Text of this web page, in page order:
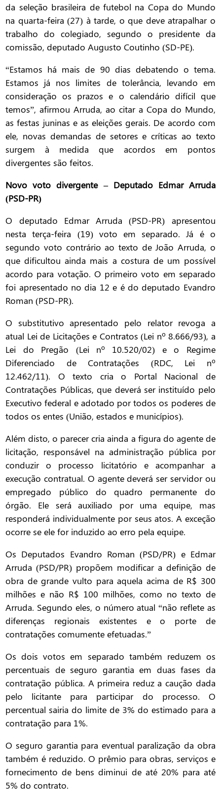
da seleção brasileira de futebol na Copa do Mundo
na quarta-feira (27) à tarde, o que deve atrapalhar o
trabalho do colegiado, segundo o presidente da
comissão, deputado Augusto Coutinho (SD-PE).
“Estamos há mais de 90 dias debatendo o tema.
Estamos já nos limites de tolerância, levando em
consideração os prazos e o calendário difícil que
temos”, afirmou Arruda, ao citar a Copa do Mundo,
as festas juninas e as eleições gerais. De acordo com
ele, novas demandas de setores e críticas ao texto
surgem à medida que acordos em pontos
divergentes são feitos.
Novo voto divergente – Deputado Edmar Arruda
(PSD-PR)
O deputado Edmar Arruda (PSD-PR) apresentou
nesta terça-feira (19) voto em separado. Já é o
segundo voto contrário ao texto de João Arruda, o
que dificultou ainda mais a costura de um possível
acordo para votação. O primeiro voto em separado
foi apresentado no dia 12 e é do deputado Evandro
Roman (PSD-PR).
O substitutivo apresentado pelo relator revoga a
atual Lei de Licitações e Contratos (Lei nº 8.666/93), a
Lei do Pregão (Lei nº 10.520/02) e o Regime
Diferenciado de Contratações (RDC, Lei nº
12.462/11). O texto cria o Portal Nacional de
Contratações Públicas, que deverá ser instituído pelo
Executivo federal e adotado por todos os poderes de
todos os entes (União, estados e municípios).
Além disto, o parecer cria ainda a figura do agente de
licitação, responsável na administração pública por
conduzir o processo licitatório e acompanhar a
execução contratual. O agente deverá ser servidor ou
empregado público do quadro permanente do
órgão. Ele será auxiliado por uma equipe, mas
responderá individualmente por seus atos. A exceção
ocorre se ele for induzido ao erro pela equipe.
Os Deputados Evandro Roman (PSD/PR) e Edmar
Arruda (PSD/PR) propõem modificar a definição de
obra de grande vulto para aquela acima de R$ 300
milhões e não R$ 100 milhões, como no texto de
Arruda. Segundo eles, o número atual “não reflete as
diferenças regionais existentes e o porte de
contratações comumente efetuadas.”
Os dois votos em separado também reduzem os
percentuais de seguro garantia em duas fases da
contratação pública. A primeira reduz a caução dada
pelo licitante para participar do processo. O
percentual sairia do limite de 3% do estimado para a
contratação para 1%.
O seguro garantia para eventual paralização da obra
também é reduzido. O prêmio para obras, serviços e
fornecimento de bens diminui de até 20% para até
5% do contrato.